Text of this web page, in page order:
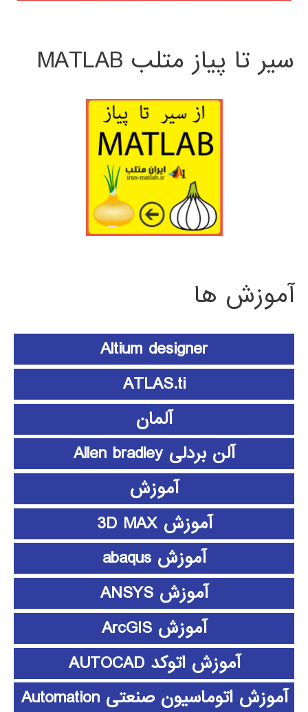
سیر تا پیاز متلب MATLAB
آموزش ها
Altium designer
ATLAS.ti
آلمان
آلن بردلی Allen bradley
آموزش
آموزش 3D MAX
آموزش abaqus
آموزش ANSYS
آموزش ArcGIS
آموزش اتوکد AUTOCAD
آموزش اتوماسیون صنعتی Automation